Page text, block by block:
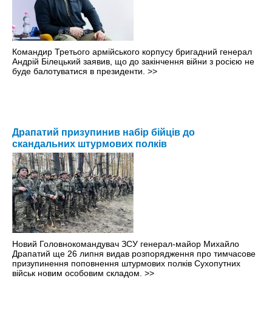
Командир Третього армійського корпусу бригадний генерал
Андрій Білецький заявив, що до закінчення війни з росією не
буде балотуватися в президенти. >>
Драпатий призупинив набір бійців до
скандальних штурмових полків
Новий Головнокомандувач ЗСУ генерал-майор Михайло
Драпатий ще 26 липня видав розпорядження про тимчасове
призупинення поповнення штурмових полків Сухопутних
військ новим особовим складом. >>